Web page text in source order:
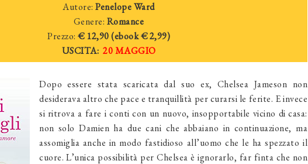
Autore:Penelope Ward
Genere: Romance
Prezzo: € 12,90 (ebook€ 2,99)
USCITA: 20 MAGGIO
Dopo essere stata scaricata dal suo ex, Chelsea Jameson non
desiderava altro che pace e tranquillità per curarsi le ferite. E invece
si ritrova a fare i conti con un nuovo, insopportabile vicino di casa:
non solo Damien ha due cani che abbaiano in continuazione, ma
assomiglia anche in modo fastidioso all’uomo che le ha spezzato il
cuore. L’unica possibilità per Chelsea è ignorarlo, far finta che non